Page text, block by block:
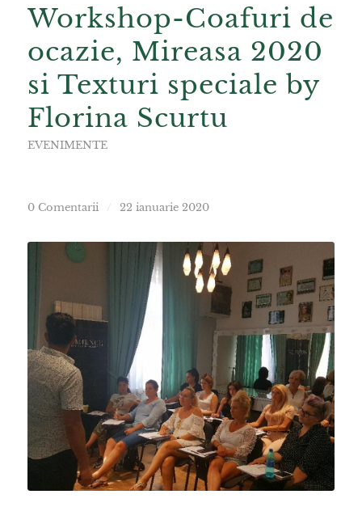
Workshop-Coafuri de
ocazie, Mireasa 2020
si Texturi speciale by
Florina Scurtu
EVENIMENTE
0 Comentarii 22 ianuarie 2020